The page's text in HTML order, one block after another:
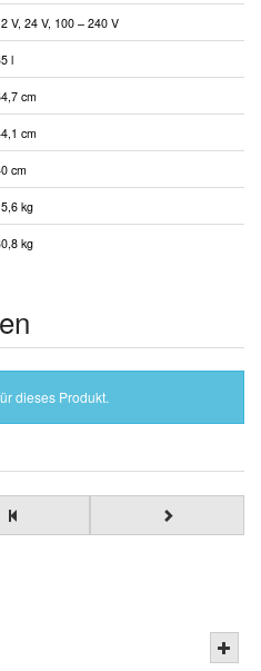
V, 24 V, 100 – 240 V
l
cm
cm
cm
kg
kg
dieses Produkt.